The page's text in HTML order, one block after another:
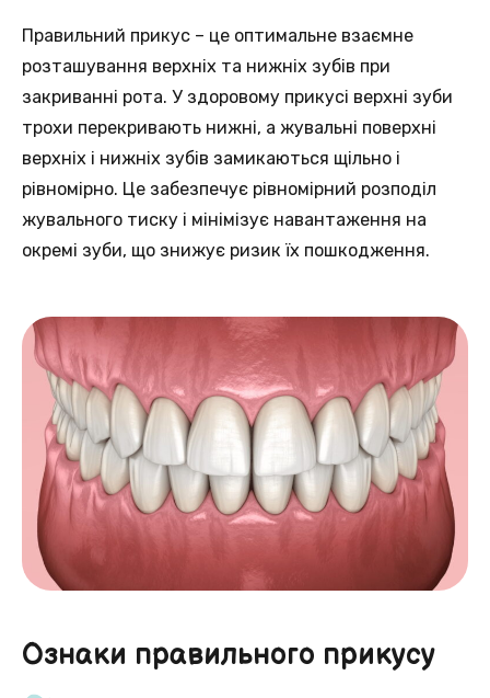
Правильний прикус – це оптимальне взаємне
розташування верхніх та нижніх зубів при
закриванні рота. У здоровому прикусі верхні зуби
трохи перекривають нижні, а жувальні поверхні
верхніх і нижніх зубів замикаються щільно і
рівномірно. Це забезпечує рівномірний розподіл
жувального тиску і мінімізує навантаження на
окремі зуби, що знижує ризик їх пошкодження.
Ознаки правильного прикусу